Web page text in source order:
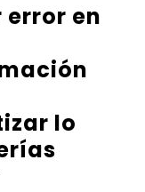
error en
lo